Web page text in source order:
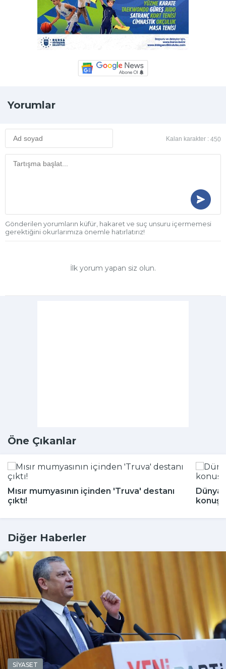
Yorumlar
Kalan karakter : 450
Gönderilen yorumların küfür, hakaret ve suç unsuru içermemesi
gerektiğini okurlarımıza önemle hatırlatırız!
İlk yorum yapan siz olun.
Öne Çıkanlar
Mısır mumyasının içinden 'Truva' destanı
çıktı!
Dünya
Diğer Haberler
SİYASET